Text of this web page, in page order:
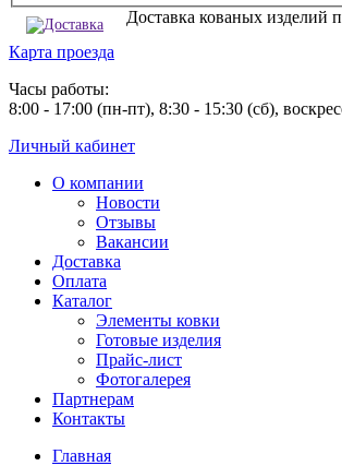
Доставка кованых изделий
Карта проезда
Часы работы:
8:00 - 17:00 (пн-пт), 8:30 - 15:30 (сб),
Личный кабинет
О компании
Новости
Отзывы
Вакансии
Доставка
Оплата
Каталог
Элементы ковки
Готовые изделия
Прайс-лист
Фотогалерея
Партнерам
Контакты
Главная